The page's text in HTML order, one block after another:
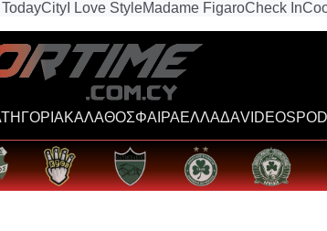
City I Love StyleMadame FigaroCheck In
ΚΑΛΑΘΟΣΦΑΙΡΑΕΛΛΑΔΑVIDEOS